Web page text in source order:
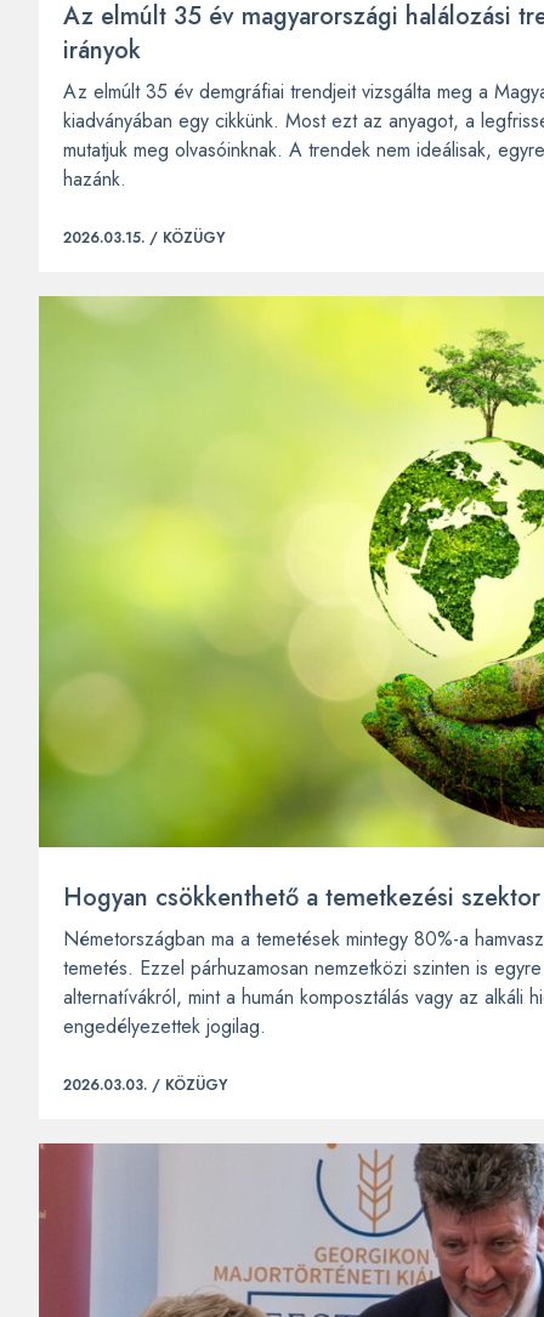
Az elmúlt 35 év magyarországi halálozási
irányok
Az elmúlt 35 év demgráfiai trendjeit vizsgálta meg a
kiadványában egy cikkünk. Most ezt az anyagot, a
mutatjuk meg olvasóinknak. A trendek nem ideálisak,
hazánk.
2026.03.15. / KÖZÜGY
Hogyan csökkenthető a temetkezési
Németországban ma a temetések mintegy 80%-a
temetés. Ezzel párhuzamosan nemzetközi szinten is
alternatívákról, mint a humán komposztálás vagy az alkáli
engedélyezettek jogilag.
2026.03.03. / KÖZÜGY